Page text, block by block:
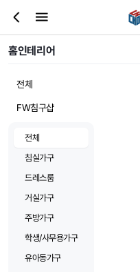
홈인테리어
전체
FW침구샵
전체
침실가구
드레스룸
거실가구
주방가구
학생/사무용가구
유아동가구